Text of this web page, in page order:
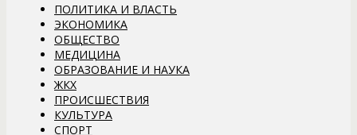
ПОЛИТИКА И ВЛАСТЬ
ЭКОНОМИКА
ОБЩЕСТВО
МЕДИЦИНА
ОБРАЗОВАНИЕ И НАУКА
ЖКХ
ПРОИСШЕСТВИЯ
КУЛЬТУРА
СПОРТ